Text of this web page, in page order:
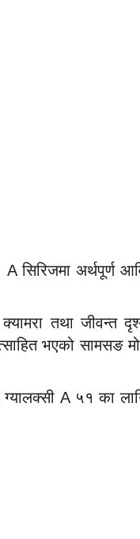
अर्थपूर्ण
तथा जीवन्त
भएको सामसङ
A ५१ का